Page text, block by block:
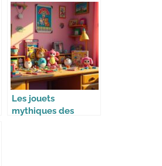
Les jouets
mythiques des